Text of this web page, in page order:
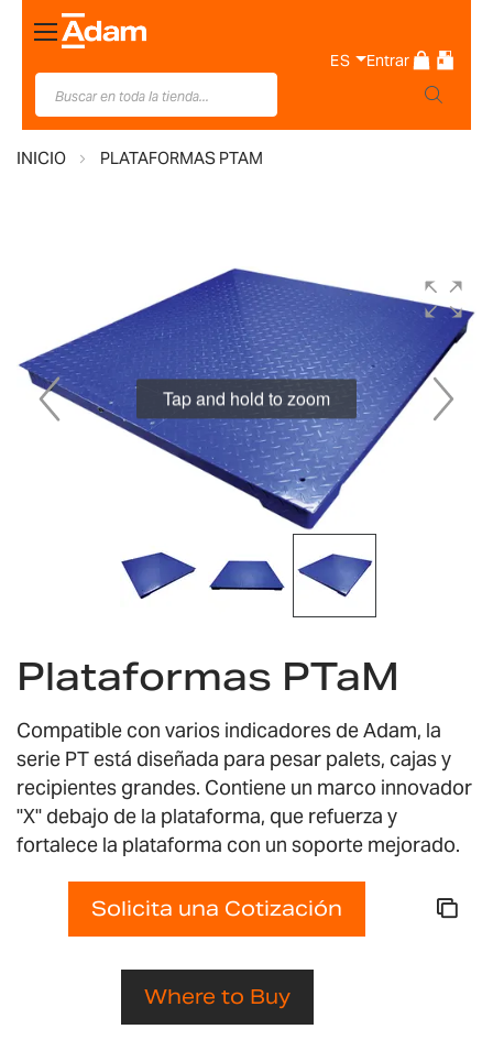
Toggle
Nav
ES Entrar
INICIO PLATAFORMAS PTAM
la
galería
Tap and hold to zoom
comienzo
la
galería
imágenes
Plataformas PTaM
Compatible con varios indicadores de Adam, la
serie PT está diseñada para pesar palets, cajas y
recipientes grandes. Contiene un marco innovador
"X" debajo de la plataforma, que refuerza y
fortalece la plataforma con un soporte mejorado.
Solicita una Cotización
Where to Buy